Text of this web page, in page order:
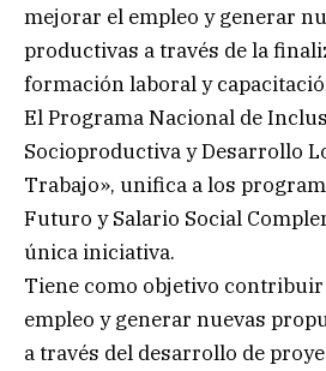
mejorar el empleo y generar
productivas a través de la
formación laboral y
El Programa Nacional de
Socioproductiva y Desarrollo
Trabajo», unifica a los
Futuro y Salario Social
única iniciativa.
Tiene como objetivo
empleo y generar nuevas
a través del desarrollo de